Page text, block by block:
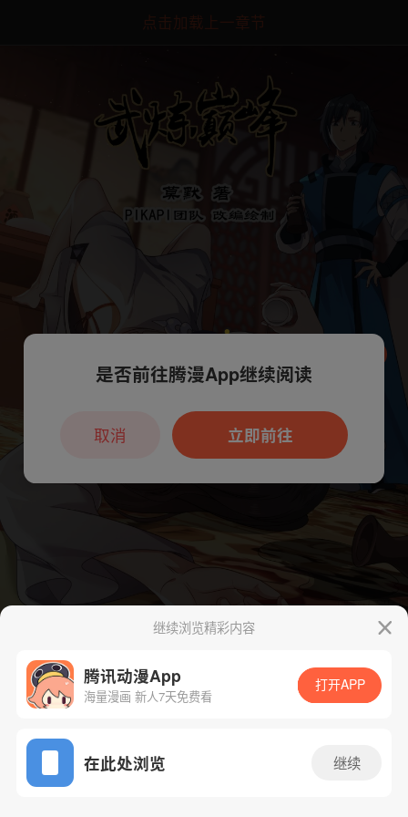
点击加载上一章节
App免费看
下一话 腾漫App免费看
继续浏览精彩内容
腾讯动漫App
海量漫画 新人7天免费看
打开APP
在此处浏览 继续
本章节仅支持App阅读，可打开App新用
户7天免费看
是否前往腾漫App继续阅读
立即前往
取消